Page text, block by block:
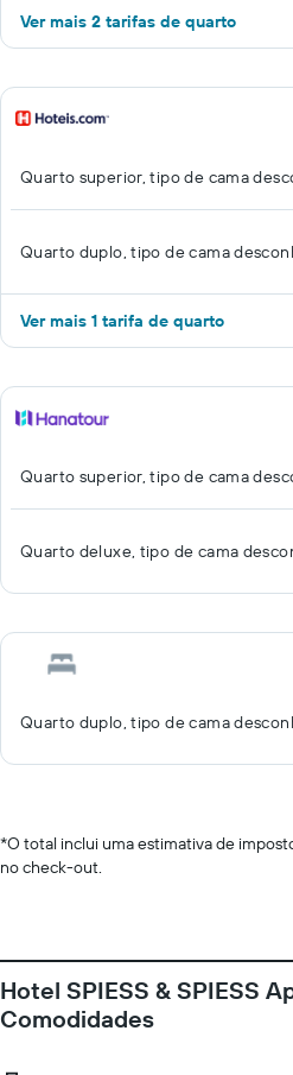
Ver mais 2 tarifas de quarto
Quarto superior, tipo de cama
Quarto duplo, tipo de cama
Ver mais 1 tarifa de quarto
Quarto superior, tipo de cama
Quarto deluxe, tipo de cama
Quarto duplo, tipo de cama
*O total inclui uma estimativa de
no check-out.
Hotel SPIESS & SPIESS
Comodidades